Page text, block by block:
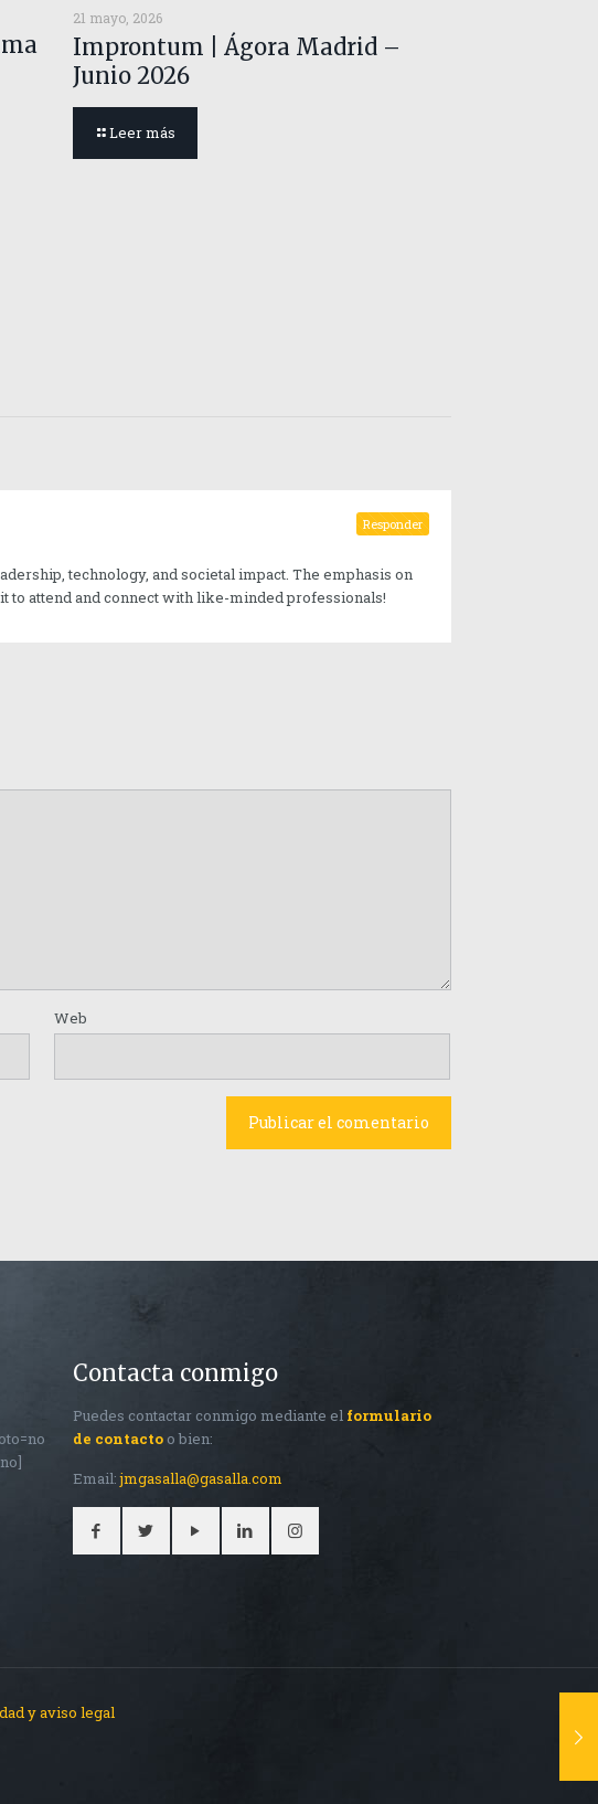
21 mayo, 2026
Improntum | Ágora Madrid –
Junio 2026
Leer más
technology, and societal impact. The emphasis on
to attend and connect with like-minded professionals!
Responder
Web
Contacta conmigo
Puedes contactar conmigo mediante el formulario
de contactoo bien:
Email:jmgasalla@gasalla.com
y aviso legal